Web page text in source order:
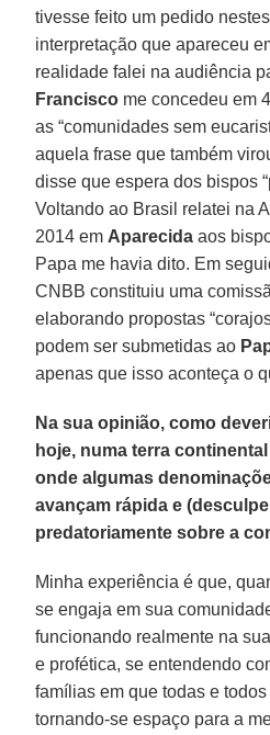
tivesse feito um pedido
interpretação que apareceu
realidade falei na audiência
Francisco me concedeu em
as “comunidades sem
aquela frase que também
disse que espera dos bispos
Voltando ao Brasil relatei na
2014 em Aparecida aos
Papa me havia dito. Em
CNBB constituiu uma
elaborando propostas
podem ser submetidas ao
apenas que isso aconteça o
Na sua opinião, como
hoje, numa terra
onde algumas
avançam rápida e
predatoriamente sobre a
Minha experiência é que,
se engaja em sua
funcionando realmente na
e profética, se entendendo
famílias em que todas e
tornando-se espaço para a